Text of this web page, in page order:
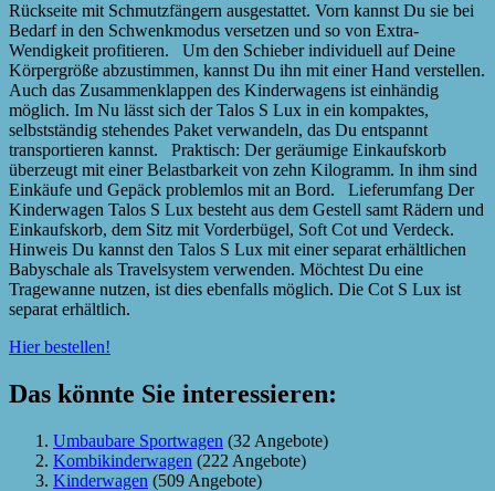
Rückseite mit Schmutzfängern ausgestattet. Vorn kannst Du sie bei
Bedarf in den Schwenkmodus versetzen und so von Extra-
Wendigkeit profitieren. Um den Schieber individuell auf Deine
Körpergröße abzustimmen, kannst Du ihn mit einer Hand verstellen.
Auch das Zusammenklappen des Kinderwagens ist einhändig
möglich. Im Nu lässt sich der Talos S Lux in ein kompaktes,
selbstständig stehendes Paket verwandeln, das Du entspannt
transportieren kannst. Praktisch: Der geräumige Einkaufskorb
überzeugt mit einer Belastbarkeit von zehn Kilogramm. In ihm sind
Einkäufe und Gepäck problemlos mit an Bord. Lieferumfang Der
Kinderwagen Talos S Lux besteht aus dem Gestell samt Rädern und
Einkaufskorb, dem Sitz mit Vorderbügel, Soft Cot und Verdeck.
Hinweis Du kannst den Talos S Lux mit einer separat erhältlichen
Babyschale als Travelsystem verwenden. Möchtest Du eine
Tragewanne nutzen, ist dies ebenfalls möglich. Die Cot S Lux ist
separat erhältlich.
Hier bestellen!
Das könnte Sie interessieren:
Umbaubare Sportwagen (32 Angebote)
Kombikinderwagen (222 Angebote)
Kinderwagen (509 Angebote)